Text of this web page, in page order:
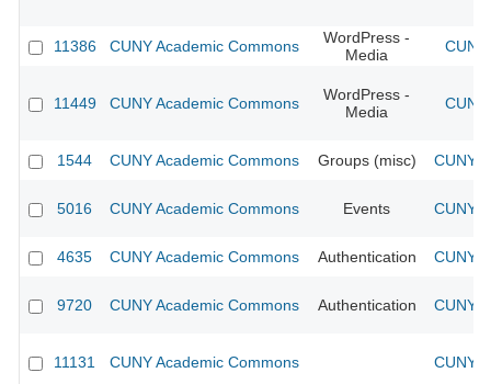
11386 CUNY Academic Commons
WordPress -
Media
11449 CUNY Academic Commons
WordPress -
Media
1544 CUNY Academic Commons Groups (misc) CUNY
5016 CUNY Academic Commons Events CUNY
4635 CUNY Academic Commons Authentication CUNY
9720 CUNY Academic Commons Authentication CUNY
11131 CUNY Academic Commons CUNY